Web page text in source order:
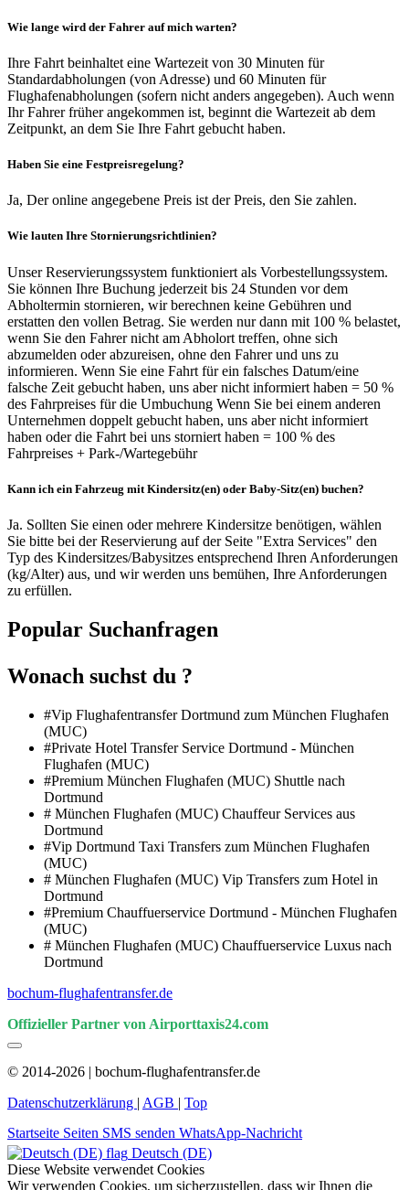
Wie lange wird der Fahrer auf mich warten?
Ihre Fahrt beinhaltet eine Wartezeit von 30 Minuten für
Standardabholungen (von Adresse) und 60 Minuten für
Flughafenabholungen (sofern nicht anders angegeben). Auch wenn
Ihr Fahrer früher angekommen ist, beginnt die Wartezeit ab dem
Zeitpunkt, an dem Sie Ihre Fahrt gebucht haben.
Haben Sie eine Festpreisregelung?
Ja, Der online angegebene Preis ist der Preis, den Sie zahlen.
Wie lauten Ihre Stornierungsrichtlinien?
Unser Reservierungssystem funktioniert als Vorbestellungssystem.
Sie können Ihre Buchung jederzeit bis 24 Stunden vor dem
Abholtermin stornieren, wir berechnen keine Gebühren und
erstatten den vollen Betrag. Sie werden nur dann mit 100 % belastet,
wenn Sie den Fahrer nicht am Abholort treffen, ohne sich
abzumelden oder abzureisen, ohne den Fahrer und uns zu
informieren. Wenn Sie eine Fahrt für ein falsches Datum/eine
falsche Zeit gebucht haben, uns aber nicht informiert haben = 50 %
des Fahrpreises für die Umbuchung Wenn Sie bei einem anderen
Unternehmen doppelt gebucht haben, uns aber nicht informiert
haben oder die Fahrt bei uns storniert haben = 100 % des
Fahrpreises + Park-/Wartegebühr
Kann ich ein Fahrzeug mit Kindersitz(en) oder Baby-Sitz(en) buchen?
Ja. Sollten Sie einen oder mehrere Kindersitze benötigen, wählen
Sie bitte bei der Reservierung auf der Seite "Extra Services" den
Typ des Kindersitzes/Babysitzes entsprechend Ihren Anforderungen
(kg/Alter) aus, und wir werden uns bemühen, Ihre Anforderungen
zu erfüllen.
Popular Suchanfragen
Wonach suchst du ?
#Vip Flughafentransfer Dortmund zum München Flughafen
(MUC)
#Private Hotel Transfer Service Dortmund - München
Flughafen (MUC)
#Premium München Flughafen (MUC) Shuttle nach
Dortmund
# München Flughafen (MUC) Chauffeur Services aus
Dortmund
#Vip Dortmund Taxi Transfers zum München Flughafen
(MUC)
# München Flughafen (MUC) Vip Transfers zum Hotel in
Dortmund
#Premium Chauffuerservice Dortmund - München Flughafen
(MUC)
# München Flughafen (MUC) Chauffuerservice Luxus nach
Dortmund
bochum-flughafentransfer.de
Offizieller Partner von Airporttaxis24.com
© 2014-2026 | bochum-flughafentransfer.de
Datenschutzerklärung | AGB | Top
Startseite Seiten SMS senden WhatsApp-Nachricht
Deutsch (DE)
Diese Website verwendet Cookies
Wir verwenden Cookies, um sicherzustellen, dass wir Ihnen die